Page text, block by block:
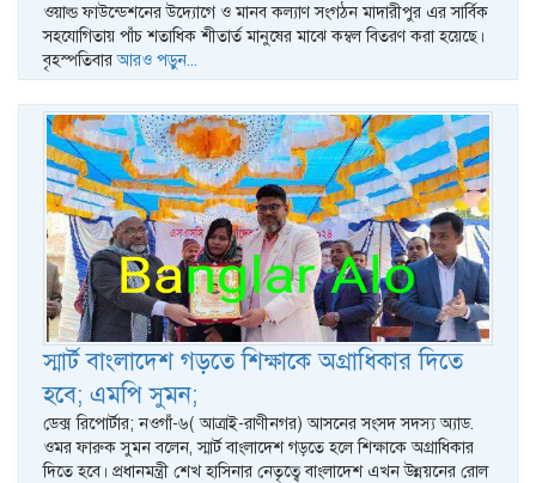
ওয়াল্ড ফাউন্ডেশনের উদ্যোগে ও মানব কল্যাণ সংগঠন মাদারীপুর এর সার্বিক
সহযোগিতায় পাঁচ শতাধিক শীতার্ত মানুষের মাঝে কম্বল বিতরণ করা হয়েছে।
বৃহস্পতিবারআরও পড়ুন...
স্মার্ট বাংলাদেশ গড়তে শিক্ষাকে অগ্রাধিকার দিতে
হবে; এমপি সুমন;
ডেক্স রি‌পোর্টার; নওগাঁ-৬( আত্রাই-রাণীনগর) আসনের সংসদ সদস্য অ্যাড.
ওমর ফারুক সুমন বলেন, স্মার্ট বাংলাদেশ গড়তে হলে শিক্ষাকে অগ্রাধিকার
দিতে হবে। প্রধানমন্ত্রী শেখ হাসিনার নেতৃত্বে বাংলাদেশ এখন উন্নয়নের রোল